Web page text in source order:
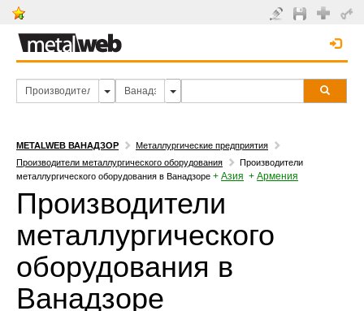
METALWEB ВАНАДЗОР
Металлургические предприятия
Производители металлургического оборудования
Производители
металлургического оборудования в Ванадзоре + Азия + Армения
Производители
металлургического
оборудования в
Ванадзоре